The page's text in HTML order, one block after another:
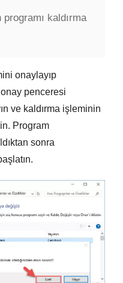
kaldırma
onaylayıp
onay penceresi
ve kaldırma işleminin
Program
sonra